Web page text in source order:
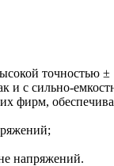
точностью
и с сильно-
фирм,
напряжений.